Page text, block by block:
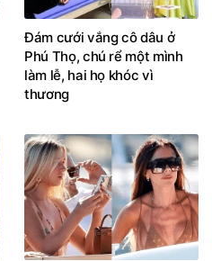
Đám cưới vắng cô dâu ở
Phú Thọ, chú rể một mình
làm lễ, hai họ khóc vì
thương